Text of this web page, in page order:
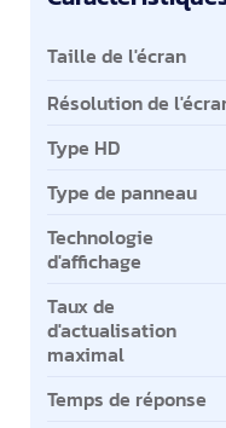
Caractéristiques clés
Taille de l'écran
Résolution de
Type HD
Type de panneau
Technologie
d'affichage
Taux de
d'actualisation
maximal
Temps de réponse